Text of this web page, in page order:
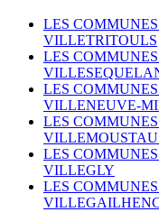
LES
VILLETRITOULS
LES
LES
VILLENEUVE-
LES
LES
VILLEGLY
LES